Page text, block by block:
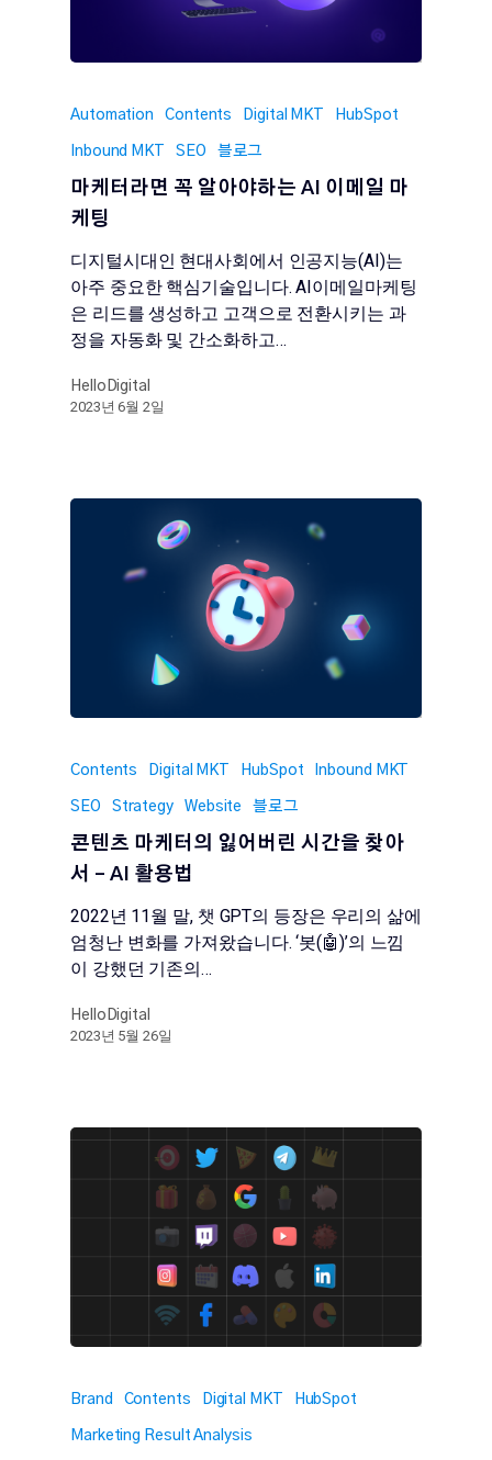
Automation Contents Digital MKT HubSpot
Inbound MKT SEO 블로그
마케터라면 꼭 알아야하는 AI 이메일 마
케팅
디지털시대인 현대사회에서 인공지능(AI)는
아주 중요한 핵심기술입니다. AI이메일마케팅
은 리드를 생성하고 고객으로 전환시키는 과
정을 자동화 및 간소화하고…
HelloDigital
2023년 6월 2일
Contents Digital MKT HubSpot Inbound MKT
SEO Strategy Website 블로그
콘텐츠 마케터의 잃어버린 시간을 찾아
서 – AI 활용법
2022년 11월 말, 챗 GPT의 등장은 우리의 삶에
엄청난 변화를 가져왔습니다. ‘봇(🤖)’의 느낌
이 강했던 기존의…
HelloDigital
2023년 5월 26일
Brand Contents Digital MKT HubSpot
Marketing Result Analysis